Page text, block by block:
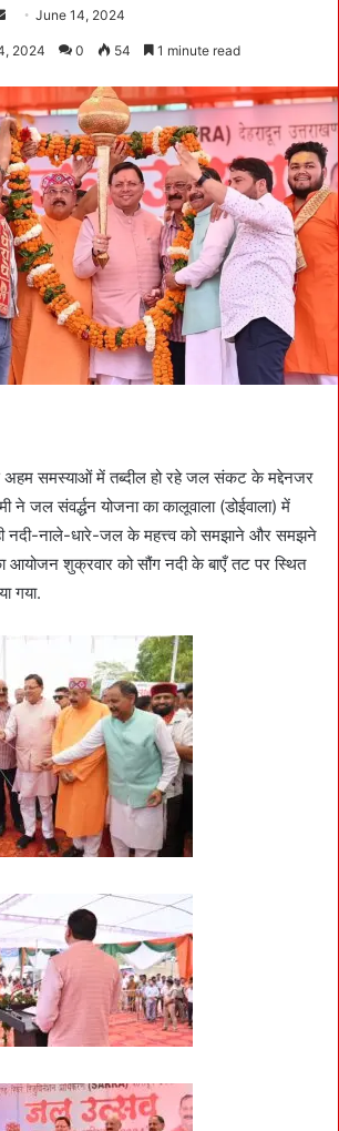
a
n
e
m
a
i
l
June 14, 2024
2024 0 54 1 minute read
समस्याओं में तब्दील हो रहे जल संकट के मद्देनजर
जल संवर्द्धन योजना का कालूवाला (डोईवाला) में
नदी-नाले-धारे-जल के महत्त्व को समझाने और समझने
आयोजन शुक्रवार को सौंग नदी के बाएँ तट पर स्थित
गया.